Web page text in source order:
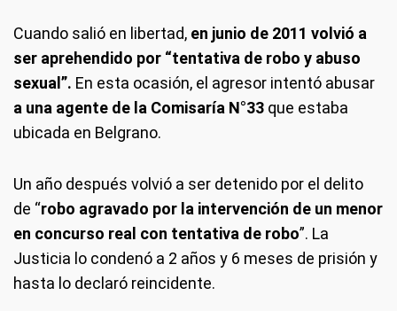
Cuando salió en libertad, en junio de 2011 volvió a
ser aprehendido por “tentativa de robo y abuso
sexual”. En esta ocasión, el agresor intentó abusar
a una agente de la Comisaría N°33 que estaba
ubicada en Belgrano.
Un año después volvió a ser detenido por el delito
de “robo agravado por la intervención de un menor
en concurso real con tentativa de robo”. La
Justicia lo condenó a 2 años y 6 meses de prisión y
hasta lo declaró reincidente.